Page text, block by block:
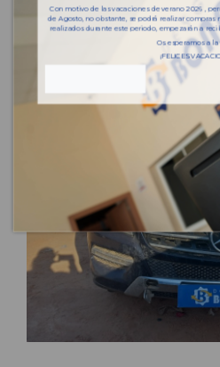
Con motivo de las vacaciones de verano 2026 ,
de Agosto, no obstante, se podrá realizar
realizados durante este periodo, empezarán a
Os esperamos a la
¡FELICES